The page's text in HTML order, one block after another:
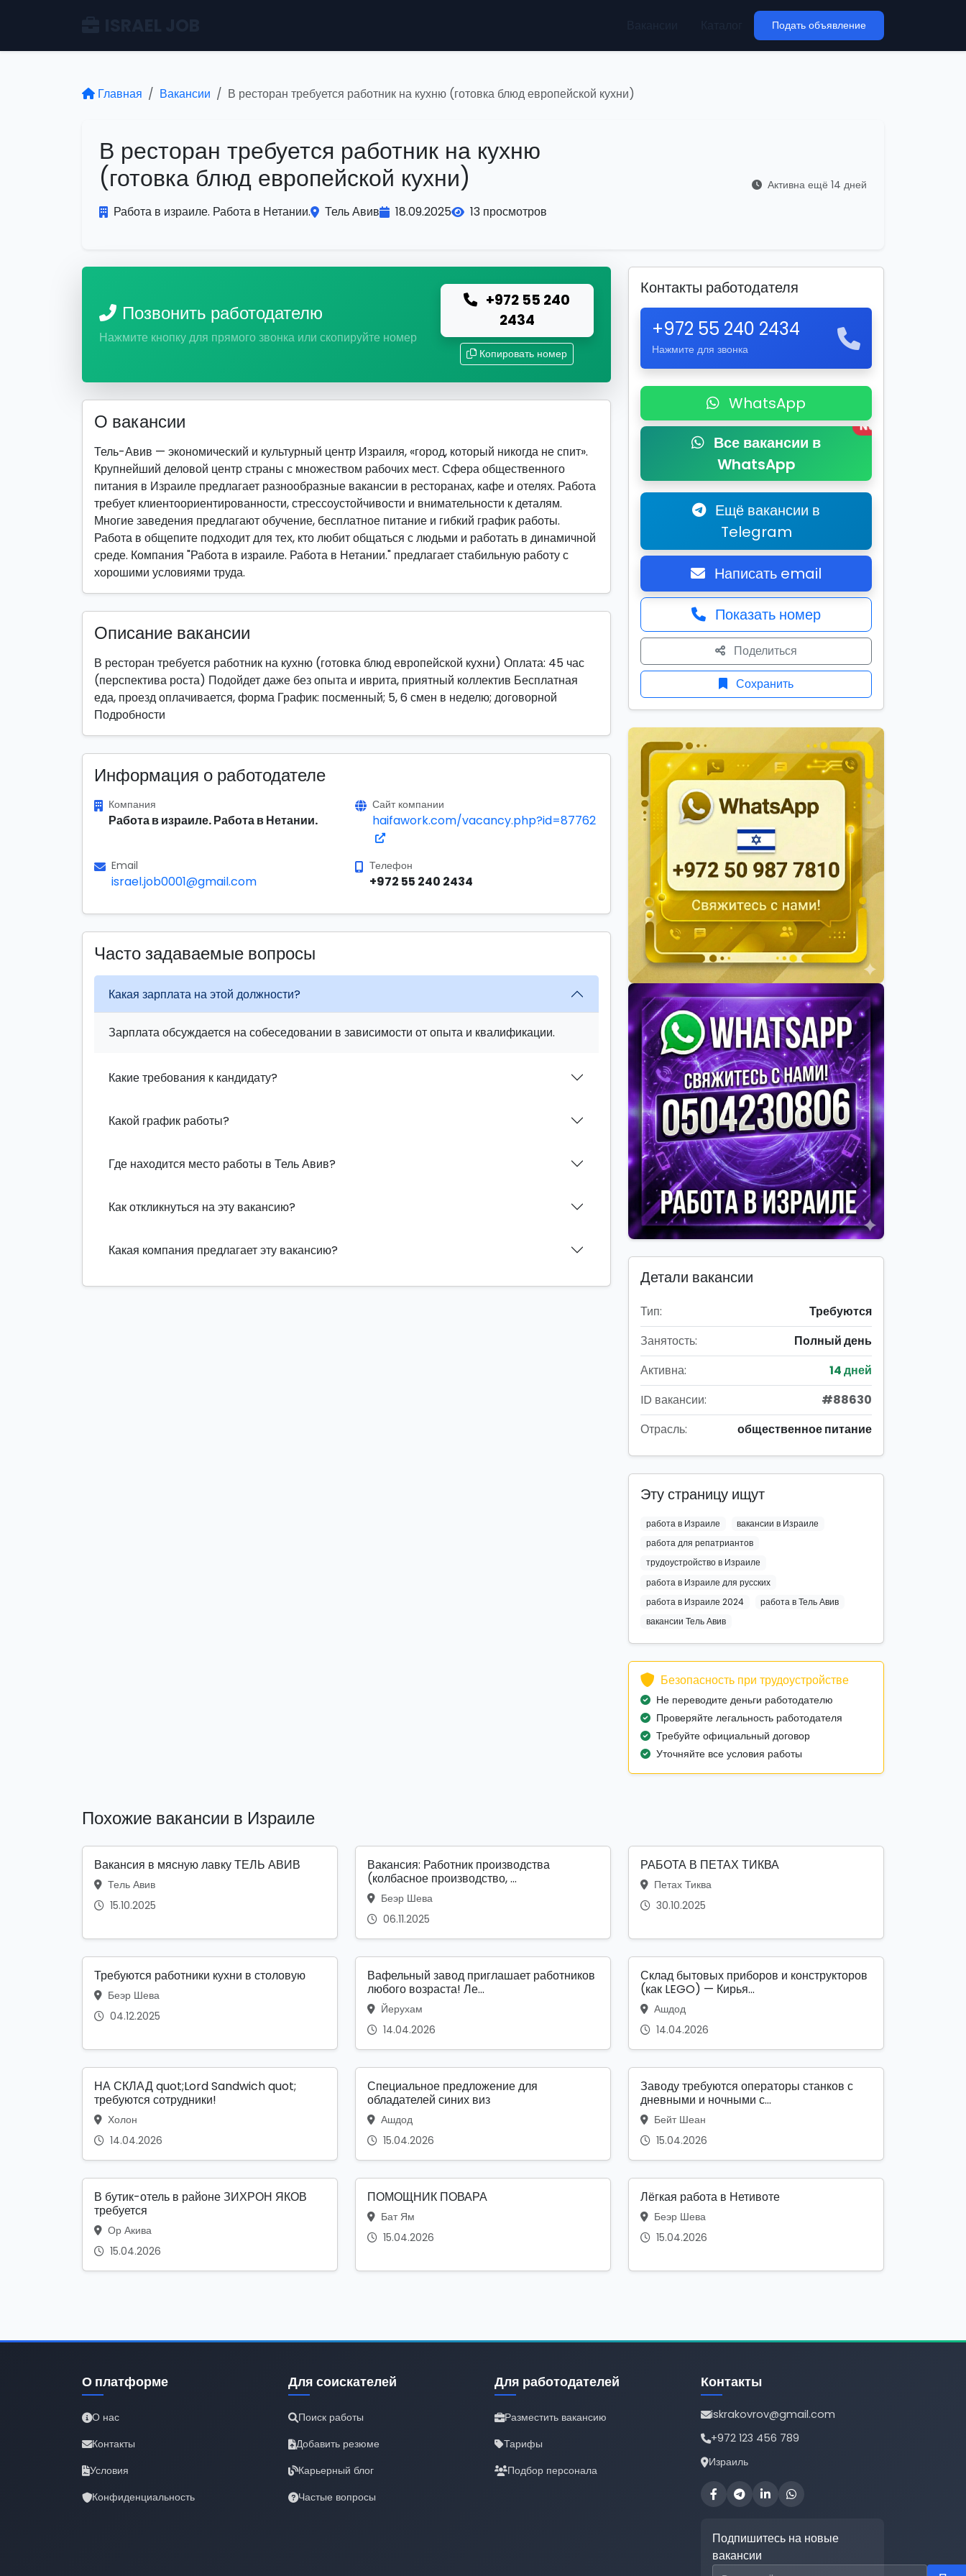
Подать объявление
Главная Вакансии В ресторан требуется работник на кухню (готовка блюд европейской кухни)
В ресторан требуется работник на кухню
(готовка блюд европейской кухни)
Работа в израиле. Работа в Нетании. Тель Авив 18.09.2025 13 просмотров
Активна ещё 14 дней
Позвонить работодателю
Нажмите кнопку для прямого звонка или скопируйте номер
+972 55 240
2434
Копировать номер
О вакансии
Тель-Авив — экономический и культурный центр Израиля, «город, который никогда не спит».
Крупнейший деловой центр страны с множеством рабочих мест. Сфера общественного
питания в Израиле предлагает разнообразные вакансии в ресторанах, кафе и отелях. Работа
требует клиентоориентированности, стрессоустойчивости и внимательности к деталям.
Многие заведения предлагают обучение, бесплатное питание и гибкий график работы.
Работа в общепите подходит для тех, кто любит общаться с людьми и работать в динамичной
среде. Компания "Работа в израиле. Работа в Нетании." предлагает стабильную работу с
хорошими условиями труда.
Описание вакансии
В ресторан требуется работник на кухню (готовка блюд европейской кухни) Оплата: 45 час
(перспектива роста) Подойдет даже без опыта и иврита, приятный коллектив Бесплатная
еда, проезд оплачивается, форма График: посменный; 5, 6 смен в неделю; договорной
Подробности
Информация о работодателе
Компания
Работа в израиле. Работа в Нетании.
Сайт компании
haifawork.com/vacancy.php?id=87762
Email
israel.job0001@gmail.com
Телефон
+972 55 240 2434
Часто задаваемые вопросы
Какая зарплата на этой должности?
Зарплата обсуждается на собеседовании в зависимости от опыта и квалификации.
Какие требования к кандидату?
Какой график работы?
Где находится место работы в Тель Авив?
Как откликнуться на эту вакансию?
Какая компания предлагает эту вакансию?
Контакты работодателя
+972 55 240 2434
Нажмите для звонка
WhatsApp
Все вакансии в
WhatsApp
New
Ещё вакансии в
Telegram
Написать email
Показать номер
Поделиться
Сохранить
Детали вакансии
Тип:
Требуются
Занятость:
Полный день
Активна:
14 дней
ID вакансии:
#88630
Отрасль:
общественное питание
Эту страницу ищут
работа в Израиле
вакансии в Израиле
работа для репатриантов
трудоустройство в Израиле
работа в Израиле для русских
работа в Израиле 2024
работа в Тель Авив
вакансии Тель Авив
Безопасность при трудоустройстве
Не переводите деньги работодателю
Проверяйте легальность работодателя
Требуйте официальный договор
Уточняйте все условия работы
Похожие вакансии в Израиле
Вакансия в мясную лавку ТЕЛЬ АВИВ
Тель Авив
15.10.2025
Вакансия: Работник производства
(колбасное производство, ...
Беэр Шева
06.11.2025
РАБОТА В ПЕТАХ ТИКВА
Петах Тиква
30.10.2025
Требуются работники кухни в столовую
Беэр Шева
04.12.2025
Вафельный завод приглашает работников
любого возраста! Ле...
Йерухам
14.04.2026
Склад бытовых приборов и конструкторов
(как LEGO) — Кирья...
Ашдод
14.04.2026
НА СКЛАД quot;Lord Sandwich quot;
требуются сотрудники!
Холон
14.04.2026
Специальное предложение для
обладателей синих виз
Ашдод
15.04.2026
Заводу требуются операторы станков с
дневными и ночными с...
Бейт Шеан
15.04.2026
В бутик-отель в районе ЗИХРОН ЯКОВ
требуется
Ор Акива
15.04.2026
ПОМОЩНИК ПОВАРА
Бат Ям
15.04.2026
Лёгкая работа в Нетивоте
Беэр Шева
15.04.2026
О платформе
О нас
Контакты
Условия
Конфиденциальность
Для соискателей
Поиск работы
Добавить резюме
Карьерный блог
Частые вопросы
Для работодателей
Разместить вакансию
Тарифы
Подбор персонала
Контакты
iskrakovrov@gmail.com
+972 123 456 789
Израиль
Подпишитесь на новые
вакансии
Email для подписки